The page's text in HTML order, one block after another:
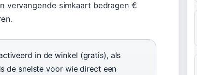
vervangende simkaart bedragen €
in de winkel (gratis), als
de snelste voor wie direct een